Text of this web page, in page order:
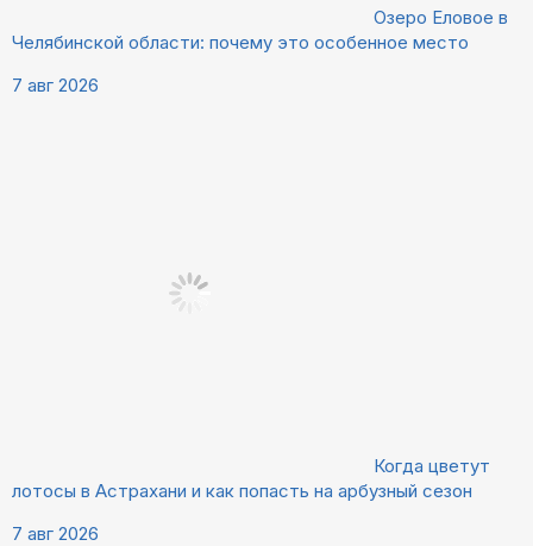
Озеро Еловое в
Челябинской области: почему это особенное место
7 авг 2026
Когда цветут
лотосы в Астрахани и как попасть на арбузный сезон
7 авг 2026